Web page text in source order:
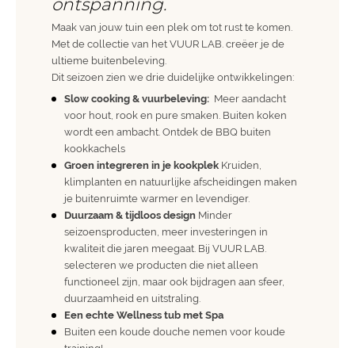
Maak van jouw tuin een plek om tot rust te komen.
Met de collectie van het VUUR LAB. creëer je de
ultieme buitenbeleving.
Dit seizoen zien we drie duidelijke ontwikkelingen:
Slow cooking & vuurbeleving: Meer aandacht
voor hout, rook en pure smaken. Buiten koken
wordt een ambacht. Ontdek de BBQ buiten
kookkachels
Groen integreren in je kookplek Kruiden,
klimplanten en natuurlijke afscheidingen maken
je buitenruimte warmer en levendiger.
Duurzaam & tijdloos design Minder
seizoensproducten, meer investeringen in
kwaliteit die jaren meegaat. Bij VUUR LAB.
selecteren we producten die niet alleen
functioneel zijn, maar ook bijdragen aan sfeer,
duurzaamheid en uitstraling.
Een echte Wellness tub met Spa
Buiten een koude douche nemen voor koude